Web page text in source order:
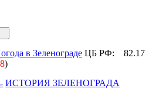
в Зеленограде ЦБ РФ:
82.17
)
ИСТОРИЯ ЗЕЛЕНОГРАДА